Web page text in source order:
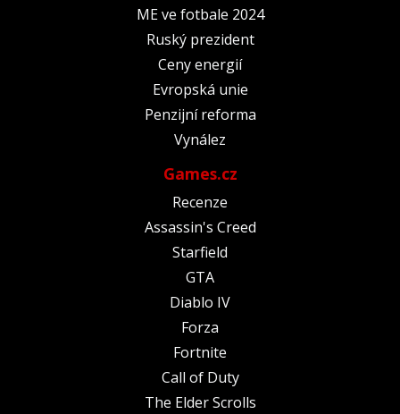
ME ve fotbale 2024
Ruský prezident
Ceny energií
Evropská unie
Penzijní reforma
Vynález
Games.cz
Recenze
Assassin's Creed
Starfield
GTA
Diablo IV
Forza
Fortnite
Call of Duty
The Elder Scrolls